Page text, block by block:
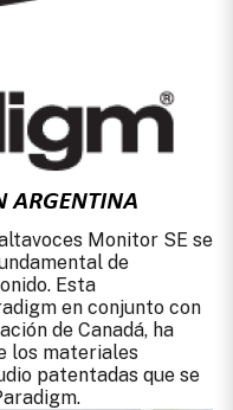
Monitor SE se
de
Esta
en conjunto con
de Canadá, ha
los materiales
patentadas que se